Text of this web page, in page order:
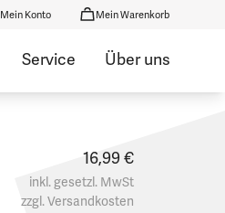
Mein Konto Mein Warenkorb
Service Über uns
16,99 €
inkl. gesetzl. MwSt
zzgl.Versandkosten